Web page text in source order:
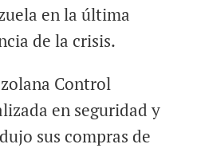
en la última
de la crisis.
Control
en seguridad y
sus compras de